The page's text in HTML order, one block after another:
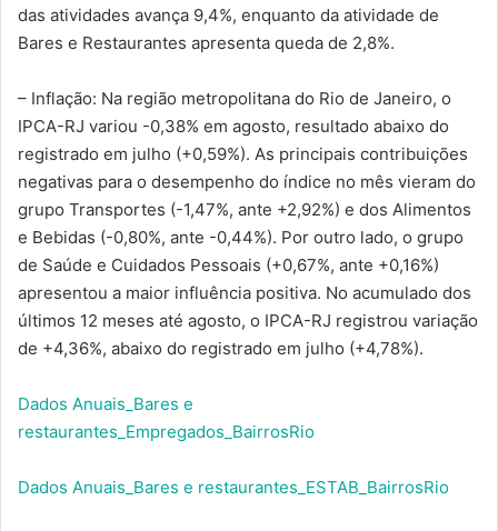
das atividades avança 9,4%, enquanto da atividade de
Bares e Restaurantes apresenta queda de 2,8%.
– Inflação: Na região metropolitana do Rio de Janeiro, o
IPCA-RJ variou -0,38% em agosto, resultado abaixo do
registrado em julho (+0,59%). As principais contribuições
negativas para o desempenho do índice no mês vieram do
grupo Transportes (-1,47%, ante +2,92%) e dos Alimentos
e Bebidas (-0,80%, ante -0,44%). Por outro lado, o grupo
de Saúde e Cuidados Pessoais (+0,67%, ante +0,16%)
apresentou a maior influência positiva. No acumulado dos
últimos 12 meses até agosto, o IPCA-RJ registrou variação
de +4,36%, abaixo do registrado em julho (+4,78%).
Dados Anuais_Bares e
restaurantes_Empregados_BairrosRio
Dados Anuais_Bares e restaurantes_ESTAB_BairrosRio